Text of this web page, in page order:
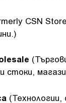
CSN
стоки,